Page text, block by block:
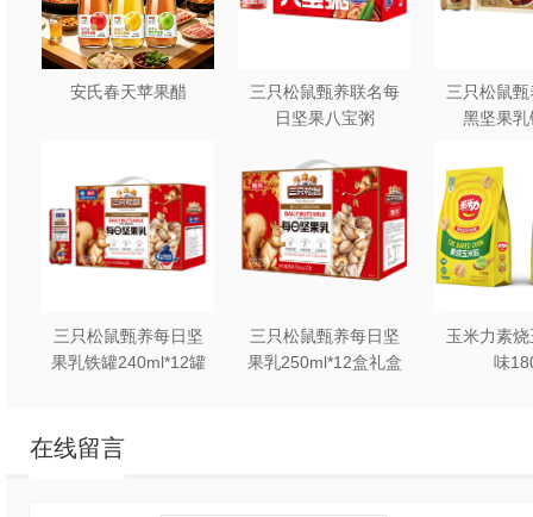
安氏春天苹果醋
三只松鼠甄养联名每
日坚果八宝粥
三只松鼠
黑坚果乳
三只松鼠甄养每日坚
果乳铁罐240ml*12罐
三只松鼠甄养每日坚
果乳250ml*12盒礼盒
玉米力素
味
在线留言